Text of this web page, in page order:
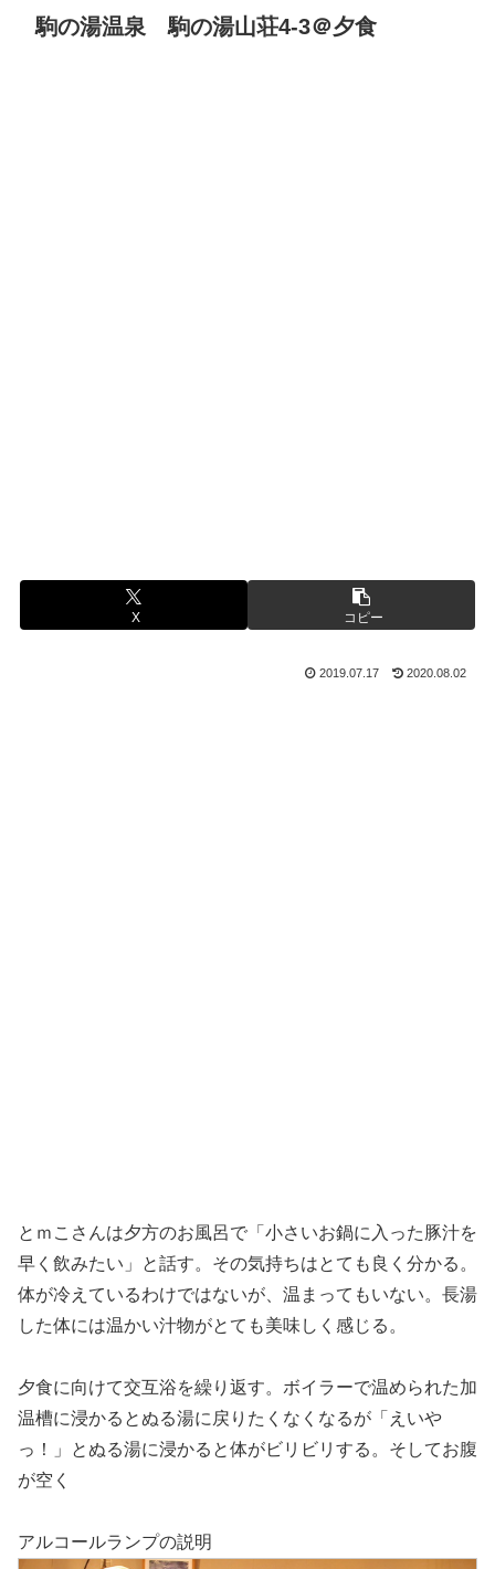
駒の湯温泉 駒の湯山荘4-3＠夕食
X コピー
2019.07.17 2020.08.02
とｍこさんは夕方のお風呂で「小さいお鍋に入った豚汁を
早く飲みたい」と話す。その気持ちはとても良く分かる。
体が冷えているわけではないが、温まってもいない。長湯
した体には温かい汁物がとても美味しく感じる。
夕食に向けて交互浴を繰り返す。ボイラーで温められた加
温槽に浸かるとぬる湯に戻りたくなくなるが「えいや
っ！」とぬる湯に浸かると体がビリビリする。そしてお腹
が空く
アルコールランプの説明